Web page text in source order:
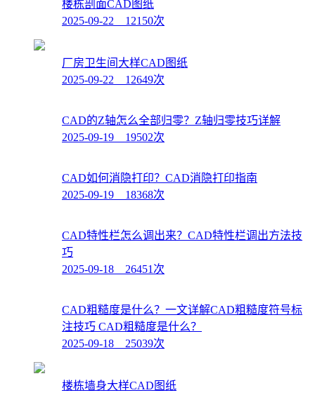
楼栋剖面CAD图纸
2025-09-22 12150次
厂房卫生间大样CAD图纸
2025-09-22 12649次
CAD的Z轴怎么全部归零？Z轴归零技巧详解
2025-09-19 19502次
CAD如何消隐打印？CAD消隐打印指南
2025-09-19 18368次
CAD特性栏怎么调出来？CAD特性栏调出方法技
巧
2025-09-18 26451次
CAD粗糙度是什么？一文详解CAD粗糙度符号标
注技巧 CAD粗糙度是什么？
2025-09-18 25039次
楼栋墙身大样CAD图纸